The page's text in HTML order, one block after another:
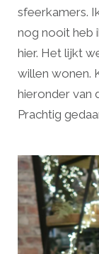
sfeerkamers.
nog nooit heb
hier. Het lijkt
willen wonen.
hieronder van
Prachtig